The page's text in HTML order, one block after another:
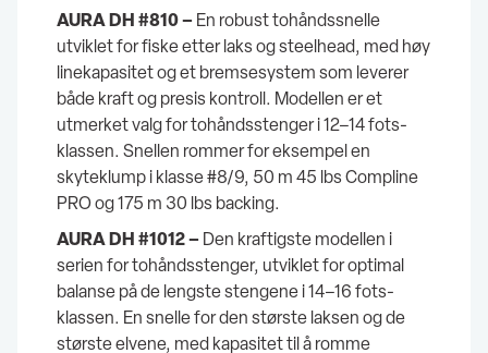
AURA DH #810 –En robust tohåndssnelle
utviklet for fiske etter laks og steelhead, med høy
linekapasitet og et bremsesystem som leverer
både kraft og presis kontroll. Modellen er et
utmerket valg for tohåndsstenger i 12–14 fots-
klassen. Snellen rommer for eksempel en
skyteklump i klasse #8/9, 50 m 45 lbs Compline
PRO og 175 m 30 lbs backing.
AURA DH #1012 –Den kraftigste modellen i
serien for tohåndsstenger, utviklet for optimal
balanse på de lengste stengene i 14–16 fots-
klassen. En snelle for den største laksen og de
største elvene, med kapasitet til å romme